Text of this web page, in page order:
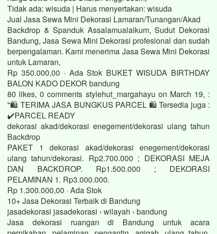
Tidak ada: wisuda ‎| Harus menyertakan: wisuda
Jual Jasa Sewa Mini Dekorasi Lamaran/Tunangan/Akad
Backdrop & Spanduk Assalamualaikum, Sudut Dekorasi
Bandung, Jasa Sewa Mini Dekorasi profesional dan sudah
berpengalaman. Kami menerima Jasa Sewa Mini Dekorasi
untuk Lamaran,
Rp 350.000,00 · ‎Ada Stok BUKET WISUDA BIRTHDAY
BALON KADO DEKOR bandung
80 likes, 0 comments stylehut_margahayu on March 19, :
"🛍️ TERIMA JASA BUNGKUS PARCEL 🛍️ Tersedia juga :
✔️PARCEL READY
dekorasi akad/dekorasi enegement/dekorasi ulang tahun
Backdrop
PAKET 1 dekorasi akad/dekorasi enegement/dekorasi
ulang tahun/dekorasi. Rp2.700.000 ; DEKORASI MEJA
DAN BACKDROP. Rp1.500.000 ; DEKORASI
PELAMINAN 1. Rp3.000.000.
Rp 1.300.000,00 · ‎Ada Stok
10+ Jasa Dekorasi Terbaik di Bandung
jasadekorasi jasadekorasi › wilayah › bandung
Jasa dekorasi ruangan di Bandung untuk acara